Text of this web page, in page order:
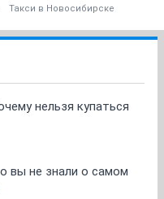
Такси в Новосибирске
нельзя купаться
вы не знали о самом